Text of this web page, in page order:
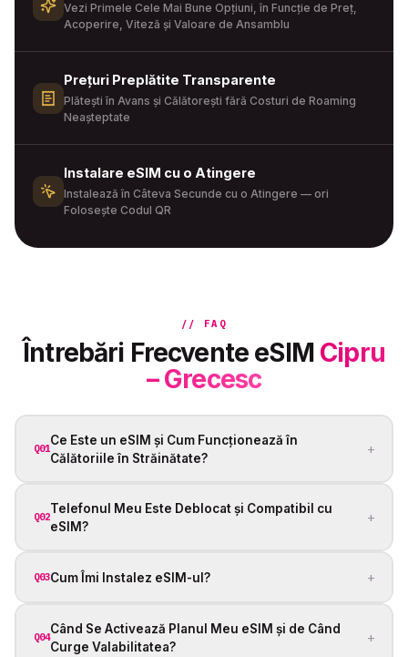
Vezi Primele Cele Mai Bune Opțiuni, în Funcție de Preț,
Acoperire, Viteză și Valoare de Ansamblu
Prețuri Preplătite Transparente
Plătești în Avans și Călătorești fără Costuri de Roaming
Neașteptate
Instalare eSIM cu o Atingere
Instalează în Câteva Secunde cu o Atingere — ori
Folosește Codul QR
// FAQ
Întrebări Frecvente eSIM Cipru
– Grecesc
Q01
Ce Este un eSIM și Cum Funcționează în
Călătoriile în Străinătate?
+
Q02
Telefonul Meu Este Deblocat și Compatibil cu
eSIM?
+
Q03Cum Îmi Instalez eSIM-ul? +
Q04
Când Se Activează Planul Meu eSIM și de Când
Curge Valabilitatea?
+